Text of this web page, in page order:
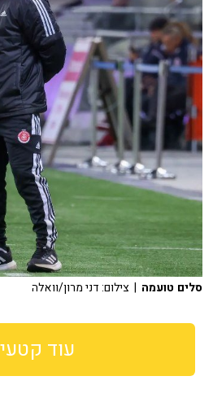
סלים טועמה | צילום: דני מרון/וואלה
עוד